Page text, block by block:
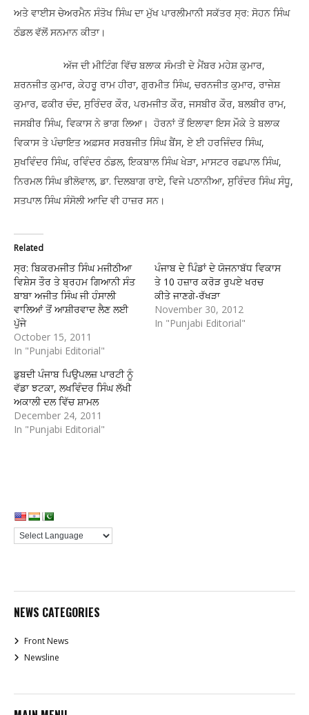
ਅਤੇ ਵਾਈਸ ਚੇਅਰਮੈਨ ਸੰਤੋਖ ਸਿੰਘ ਦਾ ਮੁੱਖ ਪਾਰਲੀਮਾਨੀ ਸਕੱਤਰ ਸ੍ਰ: ਸੋਹਨ ਸਿੰਘ
ਠੰਡਲ ਵੱਲੋਂ ਸਨਮਾਨ ਕੀਤਾ।
ਅੱਜ ਦੀ ਮੀਟਿੰਗ ਵਿੱਚ ਬਲਾਕ ਸੰਮਤੀ ਦੇ ਮੈਂਬਰ ਮਹੇਸ਼ ਕੁਮਾਰ,
ਸ਼ਰਨਜੀਤ ਕੁਮਾਰ, ਕੇਹਰੂ ਰਾਮ ਹੀਰਾ, ਗੁਰਮੀਤ ਸਿੰਘ, ਚਰਨਜੀਤ ਕੁਮਾਰ, ਰਾਜੇਸ਼
ਕੁਮਾਰ, ਫਕੀਰ ਚੰਦ, ਸੁਰਿੰਦਰ ਕੌਰ, ਪਰਮਜੀਤ ਕੌਰ, ਜਸਬੀਰ ਕੌਰ, ਬਲਬੀਰ ਰਾਮ,
ਜਸਬੀਰ ਸਿੰਘ, ਵਿਕਾਸ ਨੇ ਭਾਗ ਲਿਆ। ਹੋਰਨਾਂ ਤੋਂ ਇਲਾਵਾ ਇਸ ਮੌਕੇ ਤੇ ਬਲਾਕ
ਵਿਕਾਸ ਤੇ ਪੰਚਾਇਤ ਅਫ਼ਸਰ ਸਰਬਜੀਤ ਸਿੰਘ ਬੈਂਸ, ਏ ਈ ਹਰਜਿੰਦਰ ਸਿੰਘ,
ਸੁਖਵਿੰਦਰ ਸਿੰਘ, ਰਵਿੰਦਰ ਠੰਡਲ, ਇਕਬਾਲ ਸਿੰਘ ਖੇੜਾ, ਮਾਸਟਰ ਰਛਪਾਲ ਸਿੰਘ,
ਨਿਰਮਲ ਸਿੰਘ ਭੀਲੋਵਾਲ, ਡਾ. ਦਿਲਬਾਗ ਰਾਏ, ਵਿਜੇ ਪਠਾਨੀਆ, ਸੁਰਿੰਦਰ ਸਿੰਘ ਸੰਧੂ,
ਸਤਪਾਲ ਸਿੰਘ ਸੰਸੋਲੀ ਆਦਿ ਵੀ ਹਾਜ਼ਰ ਸਨ।
Related
ਸ੍ਰ: ਬਿਕਰਮਜੀਤ ਸਿੰਘ ਮਜੀਠੀਆ
ਵਿਸ਼ੇਸ ਤੌਰ ਤੇ ਬ੍ਰਹਮ ਗਿਆਨੀ ਸੰਤ
ਬਾਬਾ ਅਜੀਤ ਸਿੰਘ ਜੀ ਹੰਸਾਲੀ
ਵਾਲਿਆਂ ਤੋਂ ਆਸ਼ੀਰਵਾਦ ਲੈਣ ਲਈ
ਪੁੱਜੇ
October 15, 2011
In "Punjabi Editorial"
ਪੰਜਾਬ ਦੇ ਪਿੰਡਾਂ ਦੇ ਯੋਜਨਾਬੱਧ ਵਿਕਾਸ
ਤੇ 10 ਹਜ਼ਾਰ ਕਰੋੜ ਰੁਪਏ ਖਰਚ
ਕੀਤੇ ਜਾਣਗੇ-ਰੱਖੜਾ
November 30, 2012
In "Punjabi Editorial"
ਡੁਬਦੀ ਪੰਜਾਬ ਪਿਉਪਲਜ਼ ਪਾਰਟੀ ਨੂੰ
ਵੱਡਾ ਝਟਕਾ, ਲਖਵਿੰਦਰ ਸਿੰਘ ਲੱਖੀ
ਅਕਾਲੀ ਦਲ ਵਿੱਚ ਸ਼ਾਮਲ
December 24, 2011
In "Punjabi Editorial"
NEWS CATEGORIES
Front News
Newsline